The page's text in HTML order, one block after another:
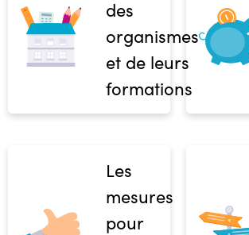
des
organismes
et de leurs
formations
Les
mesures
pour